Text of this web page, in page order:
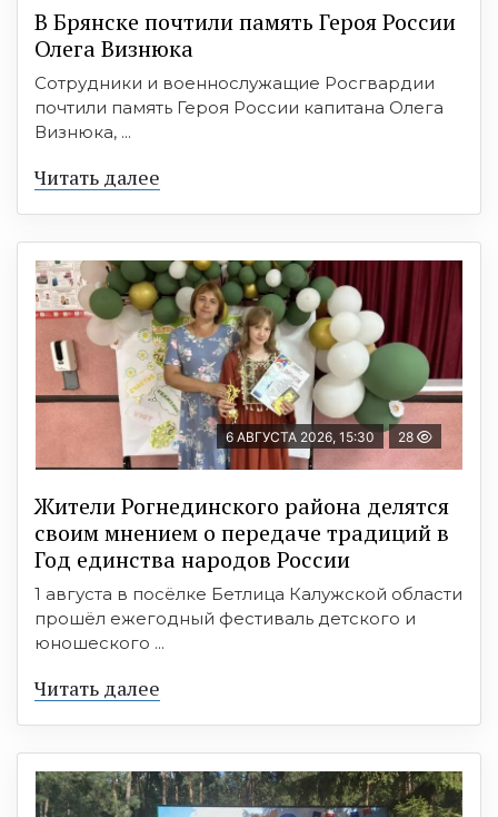
В Брянске почтили память Героя России
Олега Визнюка
Сотрудники и военнослужащие Росгвардии
почтили память Героя России капитана Олега
Визнюка, ...
Читать далее
6 АВГУСТА 2026, 15:30 28
Жители Рогнединского района делятся
своим мнением о передаче традиций в
Год единства народов России
1 августа в посёлке Бетлица Калужской области
прошёл ежегодный фестиваль детского и
юношеского ...
Читать далее